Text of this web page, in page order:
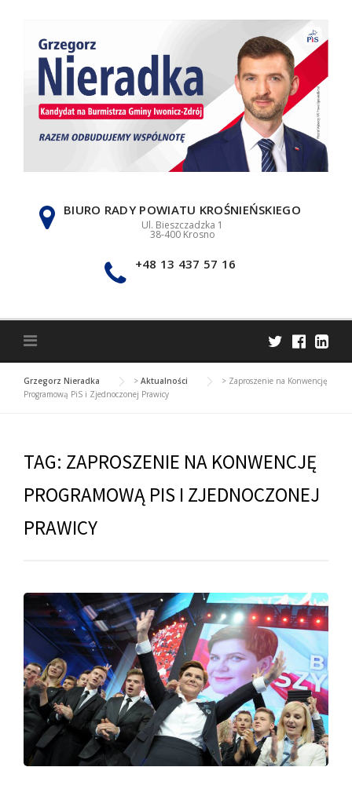
BIURO RADY POWIATU KROŚNIEŃSKIEGO
Ul. Bieszczadzka 1
38-400 Krosno
+48 13 437 57 16
Grzegorz Nieradka > Aktualności > Zaproszenie na Konwencję
Programową PiS i Zjednoczonej Prawicy
TAG: ZAPROSZENIE NA KONWENCJĘ
PROGRAMOWĄ PIS I ZJEDNOCZONEJ
PRAWICY